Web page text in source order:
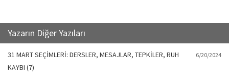
Yazarın Diğer Yazıları
31 MART SEÇİMLERİ: DERSLER, MESAJLAR, TEPKİLER, RUH
KAYBI (7)
6/20/2024